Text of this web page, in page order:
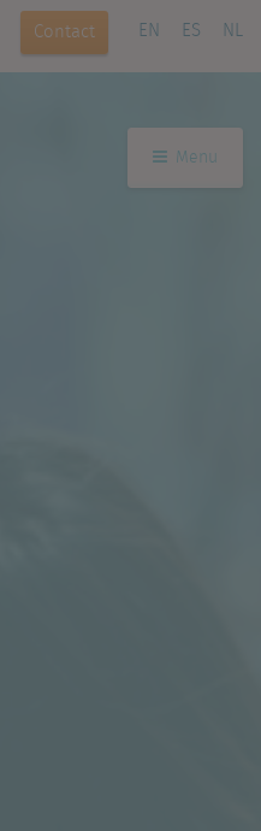
Contact EN ES NL
Menu